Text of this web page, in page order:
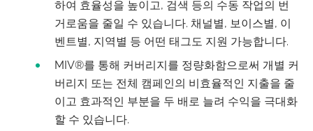
하여 효율성을 높이고, 검색 등의 수동 작업의 번
거로움을 줄일 수 있습니다. 채널별, 보이스별, 이
벤트별, 지역별 등 어떤 태그도 지원 가능합니다.
MIV®를 통해 커버리지를 정량화함으로써 개별 커
버리지 또는 전체 캠페인의 비효율적인 지출을 줄
이고 효과적인 부분을 두 배로 늘려 수익을 극대화
할 수 있습니다.